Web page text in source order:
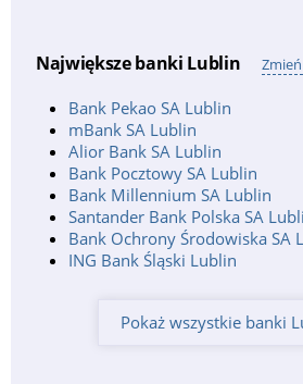
PKO BP, bankomat
Adres:Łęczyńska 51, Lublin;
Godziny pracy:całodobowe;
PKO BP, bankomat
Adres:Pl. Dworcowy 1, Lublin;
Kontakt: tel: 800 302 302;
Godziny pracy:całodobowe;
PKO BP, bankomat
Godziny pracy:całodobowe;
Największe banki Lublin
Bank Pekao SA Lublin
mBank SA Lublin
Alior Bank SA Lublin
Bank Pocztowy SA Lublin
Bank Millennium SA Lublin
Santander Bank Polska SA
Bank Ochrony Środowiska SA
ING Bank Śląski Lublin
Pokaż wszystkie banki